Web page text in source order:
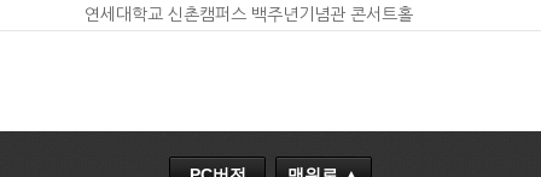
연세대학교 신촌캠퍼스 백주년기념관 콘서트홀